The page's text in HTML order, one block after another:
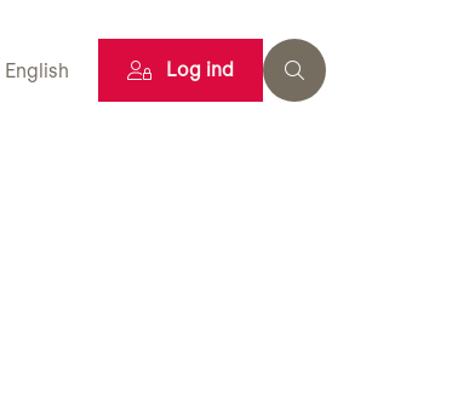
English Log ind